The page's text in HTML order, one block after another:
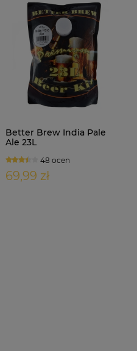
Better Brew India Pale
Ale 23L
48 ocen
69,99 zł